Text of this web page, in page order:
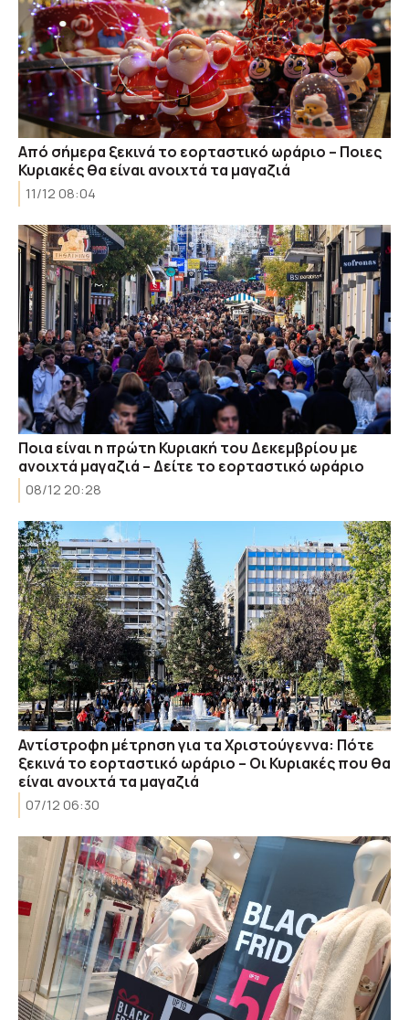
Από σήμερα ξεκινά το εορταστικό ωράριο – Ποιες
Κυριακές θα είναι ανοιχτά τα μαγαζιά
11/12 08:04
Ποια είναι η πρώτη Κυριακή του Δεκεμβρίου με
ανοιχτά μαγαζιά – Δείτε το εορταστικό ωράριο
08/12 20:28
Αντίστροφη μέτρηση για τα Χριστούγεννα: Πότε
ξεκινά το εορταστικό ωράριο – Οι Κυριακές που θα
είναι ανοιχτά τα μαγαζιά
07/12 06:30